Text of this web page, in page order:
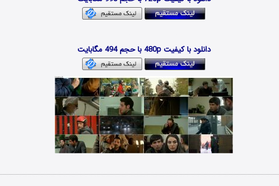
دانلود با کیفیت 480p با حجم 494 مگابایت